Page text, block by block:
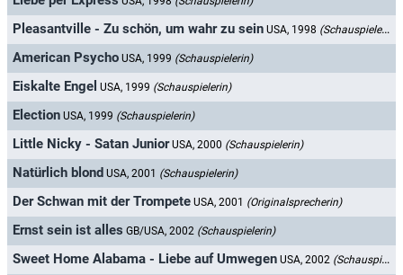
Pleasantville - Zu schön, um wahr zu sein USA, 1998 (Schauspielerin)
American Psycho USA, 1999 (Schauspielerin)
Eiskalte Engel USA, 1999 (Schauspielerin)
Election USA, 1999 (Schauspielerin)
Little Nicky - Satan Junior USA, 2000 (Schauspielerin)
Natürlich blond USA, 2001 (Schauspielerin)
Der Schwan mit der Trompete USA, 2001 (Originalsprecherin)
Ernst sein ist alles GB/USA, 2002 (Schauspielerin)
Sweet Home Alabama - Liebe auf Umwegen USA, 2002 (Schauspielerin)